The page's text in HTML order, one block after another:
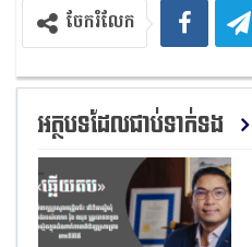
ចែករំលែក
អត្ថបទដែលជាប់ទាក់ទង